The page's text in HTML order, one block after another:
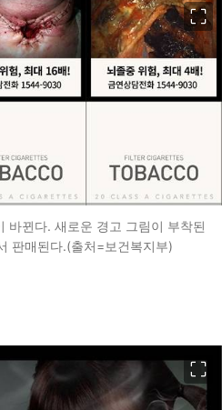
바뀐다. 새로운 경고 그림이 부착된
판매된다.(출처=보건복지부)